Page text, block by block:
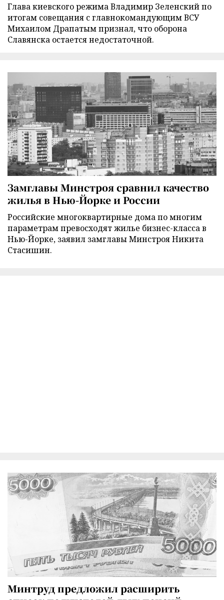
Глава киевского режима Владимир Зеленский по
итогам совещания с главнокомандующим ВСУ
Михаилом Драпатым признал, что оборона
Славянска остается недостаточной.
Замглавы Минстроя сравнил качество
жилья в Нью-Йорке и России
Российские многоквартирные дома по многим
параметрам превосходят жилье бизнес-класса в
Нью-Йорке, заявил замглавы Минстроя Никита
Стасишин.
Минтруд предложил расширить